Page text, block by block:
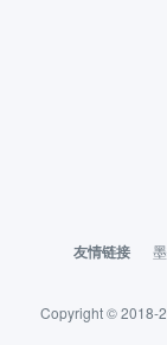
友情链接
Copyright © 2018-